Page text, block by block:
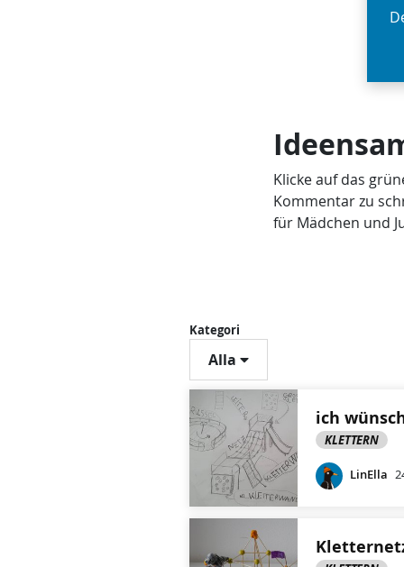
Klicke auf das
Kommentar zu
für Mädchen und
Kategori
Alla
ich
KLETTERN
LinElla